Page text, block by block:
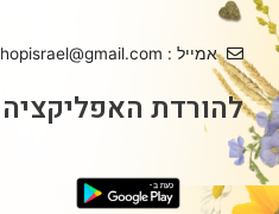
אמייל : bunnyshopisrael@gmail.com
להורדת האפליקציה